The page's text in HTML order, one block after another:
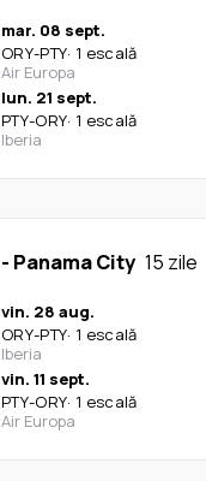
mar. 08 sept.
ORY-PTY· 1 escală
Air Europa
lun. 21 sept.
PTY-ORY· 1 escală
Iberia
- Panama City 15 zile
vin. 28 aug.
ORY-PTY· 1 escală
Iberia
vin. 11 sept.
PTY-ORY· 1 escală
Air Europa